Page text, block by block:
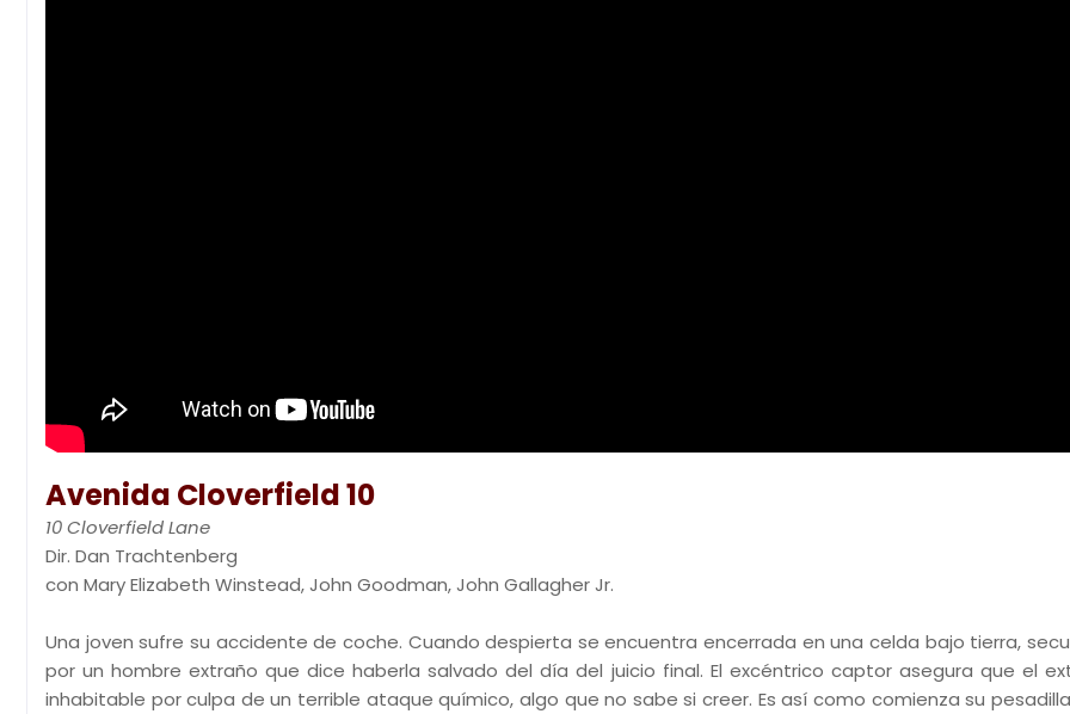
Avenida Cloverfield 10
10 Cloverfield Lane
Dir. Dan Trachtenberg
con Mary Elizabeth Winstead, John Goodman, John Gallagher Jr.
Una joven sufre su accidente de coche. Cuando despierta se encuentra encerrada en una celda bajo tierra,
por un hombre extraño que dice haberla salvado del día del juicio final. El excéntrico captor asegura que el
inhabitable por culpa de un terrible ataque químico, algo que no sabe si creer. Es así como comienza su